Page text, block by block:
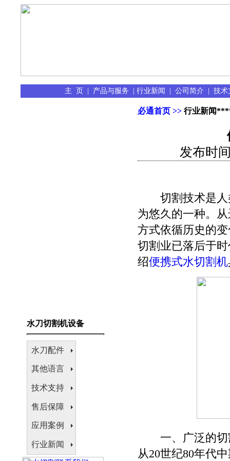
主 页 | 产品与服务 | 行业新闻 | 公司简介 | 技
水刀切割机设备
水刀配件
其他语言
技术支持
售后保障
应用案例
行业新闻
必通首页 >> 行业新闻
发布时
切割技术是
为悠久的一种。
方式依循历史的
切割业已落后于
绍便携式水切割机
一、广泛的
从20世纪80年代